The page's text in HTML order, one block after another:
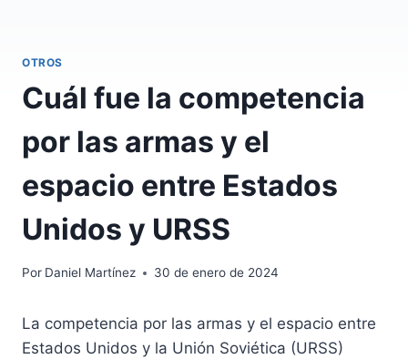
OTROS
Cuál fue la competencia
por las armas y el
espacio entre Estados
Unidos y URSS
Por Daniel Martínez 30 de enero de 2024
La competencia por las armas y el espacio entre
Estados Unidos y la Unión Soviética (URSS)